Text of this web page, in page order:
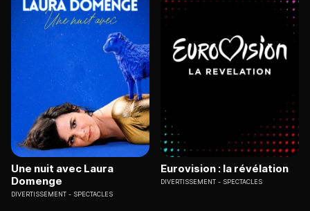
Une nuit avec Laura
Domenge
DIVERTISSEMENT SPECTACLES
Eurovision : la révélation
DIVERTISSEMENT SPECTACLES